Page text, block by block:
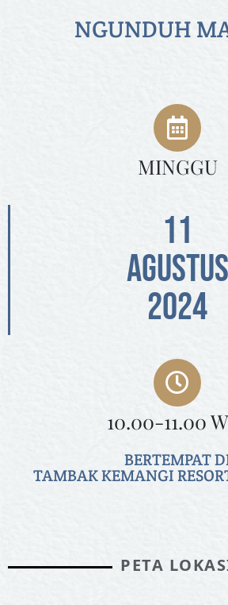
NGUNDUH
MINGGU
11
AGUSTUS
2024
10.00-11.00
BERTEMPAT
TAMBAK KEMANGI
PETA